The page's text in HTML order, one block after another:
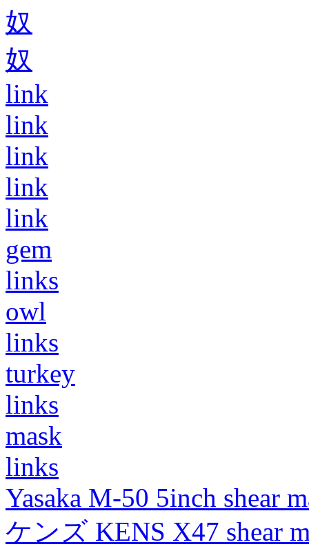
奴
奴
link
link
link
link
link
gem
links
owl
links
turkey
links
mask
links
Yasaka M-50 5inch shear
ケンズ KENS X47 shear